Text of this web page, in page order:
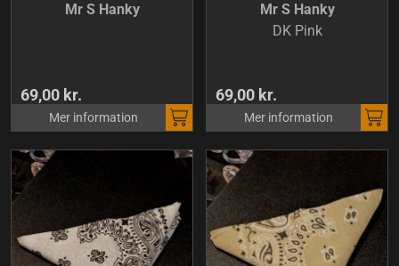
Mr S Hanky
69,00 kr.
Mer information
Mr S Hanky
DK Pink
69,00 kr.
Mer information